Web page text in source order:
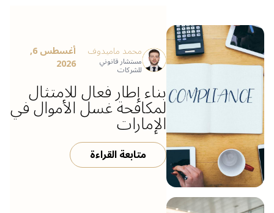
محمد ماميدوف
مستشار قانوني
للشركات
أغسطس 6,
2026
بناء إطار فعال للامتثال
لمكافحة غسل الأموال في
الإمارات
متابعة القراءة